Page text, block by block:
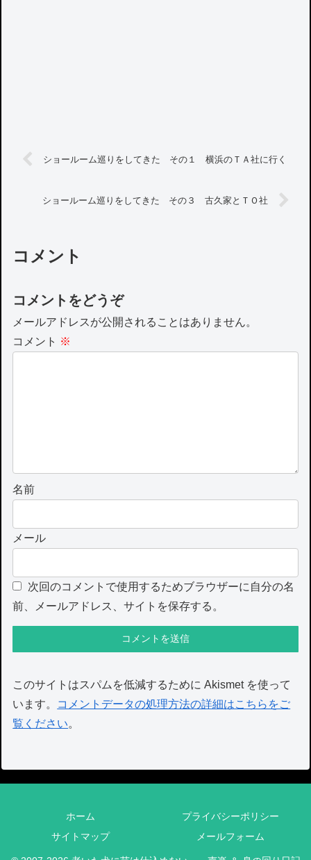
ショールーム巡りをしてきた その１ 横浜のＴＡ社に行く
ショールーム巡りをしてきた その３ 古久家とＴＯ社
コメント
コメントをどうぞ
メールアドレスが公開されることはありません。
コメント ※
名前
メール
次回のコメントで使用するためブラウザーに自分の名
前、メールアドレス、サイトを保存する。
このサイトはスパムを低減するために Akismet を使って
います。
コメントデータの処理方法の詳細はこちらをご
覧ください。
ホーム
プライバシーポリシー
サイトマップ
メールフォーム